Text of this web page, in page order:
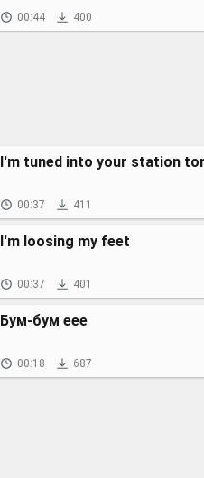
00:44 400
I'm tuned into your station
00:37 411
I'm loosing my feet
00:37 401
Бум-бум еее
00:18 687